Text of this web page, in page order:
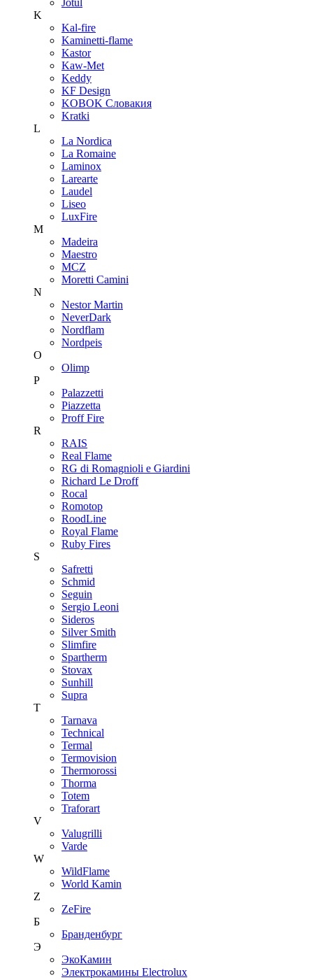
K
Kal-fire
Kaminetti-flame
Kastor
Kaw-Met
Keddy
KF Design
KOBOK Словакия
Kratki
L
La Nordica
La Romaine
Laminox
Larearte
Laudel
Liseo
LuxFire
M
Madeira
Maestro
MCZ
Moretti Camini
N
Nestor Martin
NeverDark
Nordflam
Nordpeis
O
Olimp
P
Palazzetti
Piazzetta
Proff Fire
R
RAIS
Real Flame
RG di Romagnioli e Giardini
Richard Le Droff
Rocal
Romotop
RoodLine
Royal Flame
Ruby Fires
S
Safretti
Schmid
Seguin
Sergio Leoni
Sideros
Silver Smith
Slimfire
Spartherm
Stovax
Sunhill
Supra
T
Tarnava
Technical
Termal
Termovision
Thermorossi
Thorma
Totem
Traforart
V
Valugrilli
Varde
W
WildFlame
World Kamin
Z
ZeFire
Б
Бранденбург
Э
ЭкоКамин
Электрокамины Electrolux